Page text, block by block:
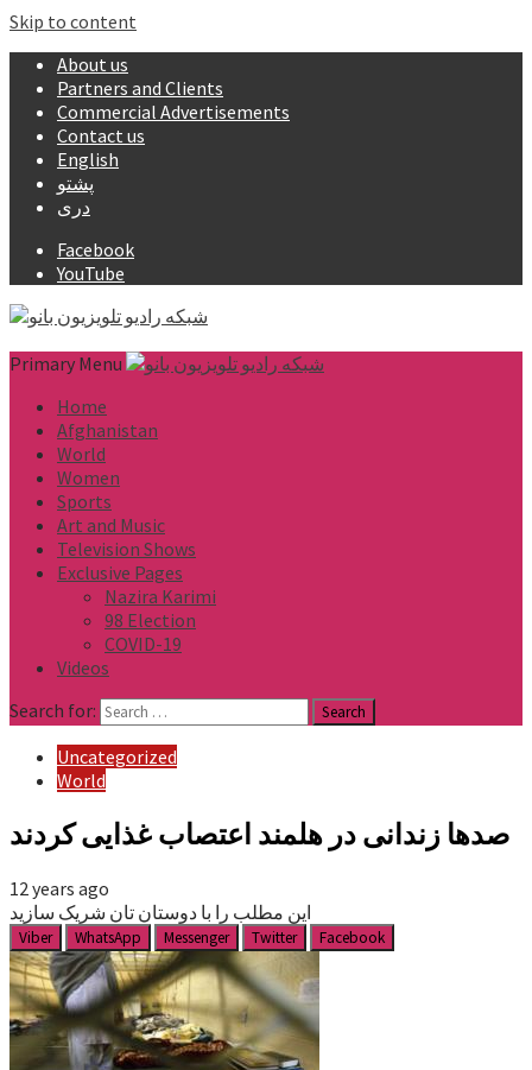
Skip to content
About us
Partners and Clients
Commercial Advertisements
Contact us
English
پشتو
دری
Facebook
YouTube
Primary Menu
Home
Afghanistan
World
Women
Sports
Art and Music
Television Shows
Exclusive Pages
Nazira Karimi
98 Election
COVID-19
Videos
Search for:
Uncategorized
World
صدها زندانی در هلمند اعتصاب غذایی کردند
12 years ago
این مطلب را با دوستان تان شریک سازید
Viber WhatsApp Messenger Twitter Facebook